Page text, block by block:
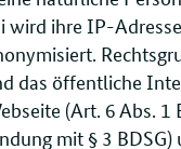
wird ihre IP-
das öffentliche
(Art. 6 Abs. 1
mit § 3 BDSG)